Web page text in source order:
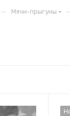
— Мячи-прыгуны